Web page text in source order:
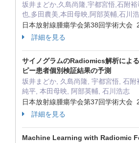
坂井まどか,久島尚隆,宇都宮悟,石附
也,多田農美,本田母映,阿部英輔,石川
日本放射線腫瘍学会第38回学術大会
詳細を見る
サイノグラムのRadiomics解析によ
ピー患者個別検証結果の予測
坂井まどか, 久島尚隆, 宇都宮悟, 石附
純平, 本田母映, 阿部英輔, 石川浩志
日本放射線腫瘍学会第37回学術大会
詳細を見る
Machine Learning with Radiomic